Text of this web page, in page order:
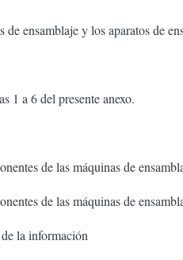
ensamblaje y los aparatos de
1 a 6 del presente anexo.
de las máquinas de
de las máquinas de
la información